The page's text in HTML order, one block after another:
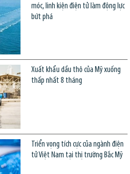
móc, linh kiện điện tử làm động lực
bứt phá
Xuất khẩu dầu thô của Mỹ xuống
thấp nhất 8 tháng
Triển vọng tích cực của ngành điện
tử Việt Nam tại thị trường Bắc Mỹ